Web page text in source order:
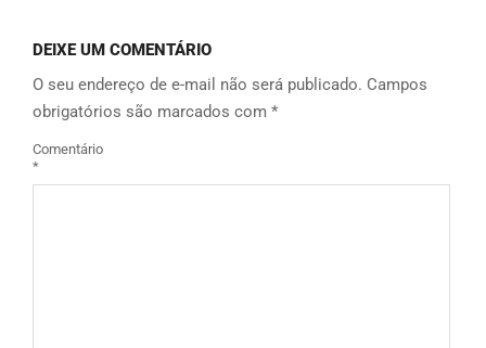
DEIXE UM COMENTÁRIO
O seu endereço de e-mail não será publicado. Campos
obrigatórios são marcados com *
Comentário
*